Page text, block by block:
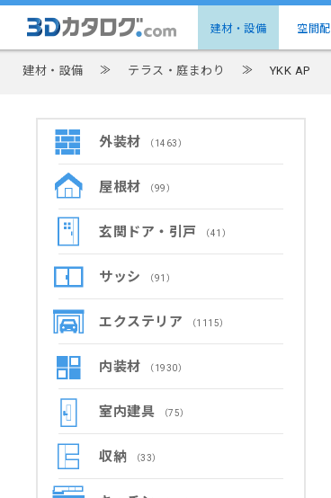
建材・設備 空間
建材・設備 ≫ テラス・庭まわり ≫ YKK AP
外装材 （1463）
屋根材 （99）
玄関ドア・引戸 （41）
サッシ （91）
エクステリア （1115）
内装材 （1930）
室内建具 （75）
収納 （33）